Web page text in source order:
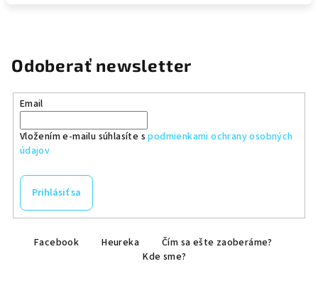
Odoberať newsletter
Email
Vložením e-mailu súhlasíte spodmienkami ochrany osobných
údajov
Prihlásiť sa
Facebook Heureka
Čím sa ešte zaoberáme?
Kde sme?